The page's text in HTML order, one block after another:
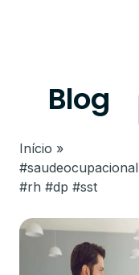
Blog
Início »
#saudeocupacional
#rh #dp #sst